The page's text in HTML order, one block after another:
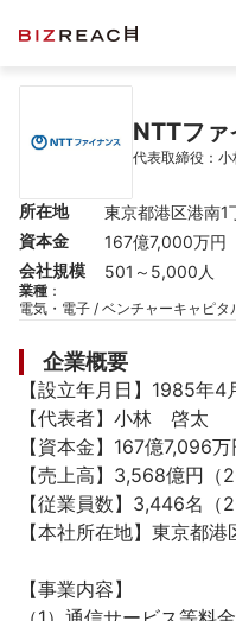
NTTファ
代表取締役：
所在地
東京都港区港南1
資本金
167億7,000万円
会社規模
501～5,000人
業種 ：
電気・電子 / ベンチャーキャピ
企業概要
【設立年月日】1985年4
【代表者】小林　啓太
【資本金】167億7,096万
【売上高】3,568億円
【従業員数】3,446名
【本社所在地】東京都
【事業内容】